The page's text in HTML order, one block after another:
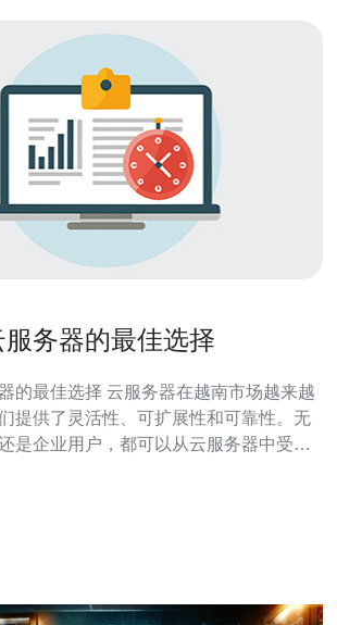
务器的最佳选择
务器在越南市场越来越
提供了灵活性、可扩展性和可靠性。无
是企业用户，都可以从云服务器中受